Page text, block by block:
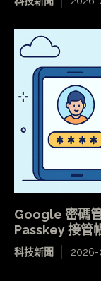
Google 密碼
Passkey 接管
科技新聞